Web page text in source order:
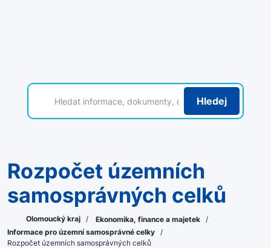
Hledej
Rozpočet územních
samosprávných celků
Olomoucký kraj / Ekonomika, finance a majetek /
Informace pro územní samosprávné celky /
Rozpočet územních samosprávných celků